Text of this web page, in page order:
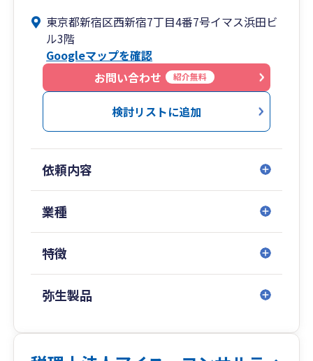
弊所では面談、メール、電話の他にchatworkや
LINE、Slack、Zoomなど様々なコミュニケーシ
ョンツールに対応していますので、お客様のご要
望やご状況に合わせた連絡手段で迅速にサポート
をすることが出来ます！！
いるなどお困りの場合にはご連絡下さい。
貴社の真のビジネスパートナー、経営者の方の
東京都新宿区西新宿7丁目4番7号イマス浜田ビ
ル3階
Googleマップを確認
お問い合わせ
紹介無料
検討リストに追加
依頼内容
業種
特徴
弥生製品